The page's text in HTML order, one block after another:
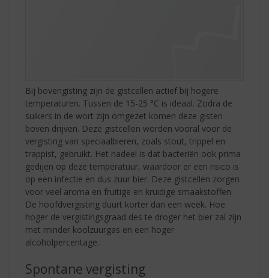
Bij bovengisting zijn de gistcellen actief bij hogere
temperaturen. Tussen de 15-25 °C is ideaal. Zodra de
suikers in de wort zijn omgezet komen deze gisten
boven drijven. Deze gistcellen worden vooral voor de
vergisting van speciaalbieren, zoals stout, trippel en
trappist, gebruikt. Het nadeel is dat bacteriën ook prima
gedijen op deze temperatuur, waardoor er een risico is
op een infectie en dus zuur bier. Deze gistcellen zorgen
voor veel aroma en fruitige en kruidige smaakstoffen.
De hoofdvergisting duurt korter dan een week. Hoe
hoger de vergistingsgraad des te droger het bier zal zijn
met minder koolzuurgas en een hoger
alcoholpercentage.
Spontane vergisting